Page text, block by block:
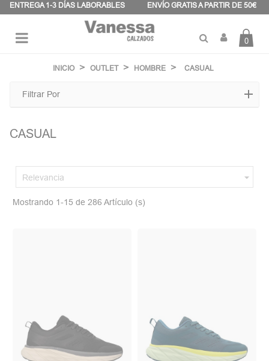
ENTREGA 1-3 DÍAS LABORABLES ENVÍO GRATIS A PARTIR DE 50€
palanca
0
INICIO OUTLET HOMBRE CASUAL
Filtrar Por
CASUAL
Relevancia 
Mostrando 1-15 de 286 Artículo (s)
Panel de gestión de cookies